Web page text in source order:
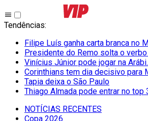
Tendências:
Filipe Luís ganha carta branca no
Presidente do Remo solta o verbo
Vinícius Júnior pode jogar na
Corinthians tem dia decisivo para
Tapia deixa o São Paulo
Thiago Almada pode entrar no top
NOTÍCIAS RECENTES
Copa 2026